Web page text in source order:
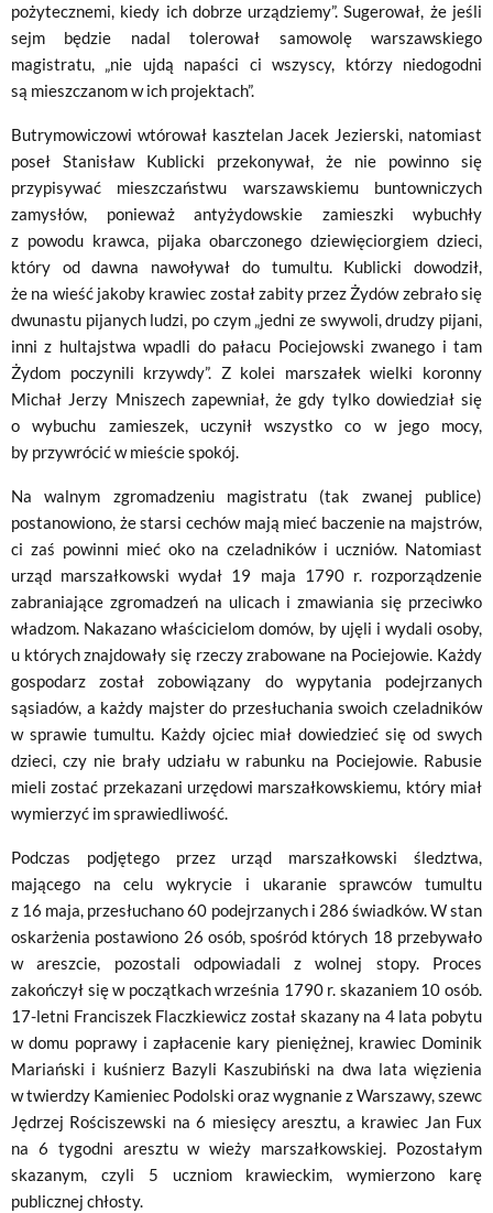
pożytecznemi, kiedy ich dobrze urządziemy”. Sugerował, że jeśli
sejm będzie nadal tolerował samowolę warszawskiego
magistratu, „nie ujdą napaści ci wszyscy, którzy niedogodni
są mieszczanom w ich projektach”.
Butrymowiczowi wtórował kasztelan Jacek Jezierski, natomiast
poseł Stanisław Kublicki przekonywał, że nie powinno się
przypisywać mieszczaństwu warszawskiemu buntowniczych
zamysłów, ponieważ antyżydowskie zamieszki wybuchły
z powodu krawca, pijaka obarczonego dziewięciorgiem dzieci,
który od dawna nawoływał do tumultu. Kublicki dowodził,
że na wieść jakoby krawiec został zabity przez Żydów zebrało się
dwunastu pijanych ludzi, po czym „jedni ze swywoli, drudzy pijani,
inni z hultajstwa wpadli do pałacu Pociejowski zwanego i tam
Żydom poczynili krzywdy”. Z kolei marszałek wielki koronny
Michał Jerzy Mniszech zapewniał, że gdy tylko dowiedział się
o wybuchu zamieszek, uczynił wszystko co w jego mocy,
by przywrócić w mieście spokój.
Na walnym zgromadzeniu magistratu (tak zwanej publice)
postanowiono, że starsi cechów mają mieć baczenie na majstrów,
ci zaś powinni mieć oko na czeladników i uczniów. Natomiast
urząd marszałkowski wydał 19 maja 1790 r. rozporządzenie
zabraniające zgromadzeń na ulicach i zmawiania się przeciwko
władzom. Nakazano właścicielom domów, by ujęli i wydali osoby,
u których znajdowały się rzeczy zrabowane na Pociejowie. Każdy
gospodarz został zobowiązany do wypytania podejrzanych
sąsiadów, a każdy majster do przesłuchania swoich czeladników
w sprawie tumultu. Każdy ojciec miał dowiedzieć się od swych
dzieci, czy nie brały udziału w rabunku na Pociejowie. Rabusie
mieli zostać przekazani urzędowi marszałkowskiemu, który miał
wymierzyć im sprawiedliwość.
Podczas podjętego przez urząd marszałkowski śledztwa,
mającego na celu wykrycie i ukaranie sprawców tumultu
z 16 maja, przesłuchano 60 podejrzanych i 286 świadków. W stan
oskarżenia postawiono 26 osób, spośród których 18 przebywało
w areszcie, pozostali odpowiadali z wolnej stopy. Proces
zakończył się w początkach września 1790 r. skazaniem 10 osób.
17-letni Franciszek Flaczkiewicz został skazany na 4 lata pobytu
w domu poprawy i zapłacenie kary pieniężnej, krawiec Dominik
Mariański i kuśnierz Bazyli Kaszubiński na dwa lata więzienia
w twierdzy Kamieniec Podolski oraz wygnanie z Warszawy, szewc
Jędrzej Rościszewski na 6 miesięcy aresztu, a krawiec Jan Fux
na 6 tygodni aresztu w wieży marszałkowskiej. Pozostałym
skazanym, czyli 5 uczniom krawieckim, wymierzono karę
publicznej chłosty.